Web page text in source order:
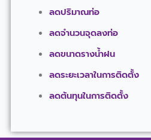
ลดปริมาณท่อ
ลดจำนวนจุดลงท่อ
ลดขนาดรางน้ำฝน
ลดระยะเวลาในการติดตั้ง
ลดต้นทุนในการติดตั้ง